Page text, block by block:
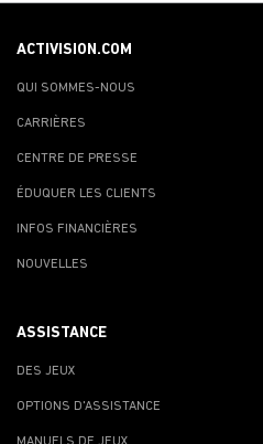
ACTIVISION.COM
QUI SOMMES-NOUS
CARRIÈRES
CENTRE DE PRESSE
ÉDUQUER LES CLIENTS
INFOS FINANCIÈRES
NOUVELLES
ASSISTANCE
DES JEUX
OPTIONS D'ASSISTANCE